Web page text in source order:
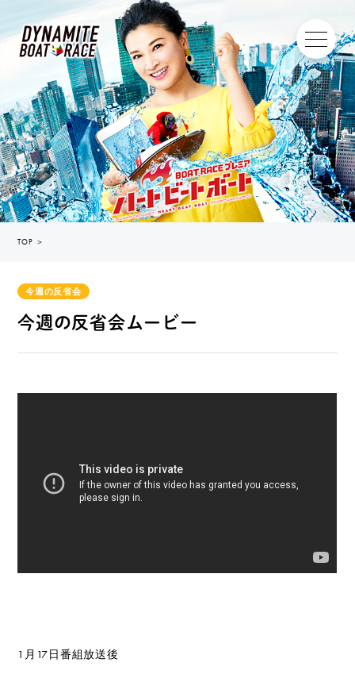
TOP ＞
今週の反省会
今週の反省会ムービー
1月17日番組放送後